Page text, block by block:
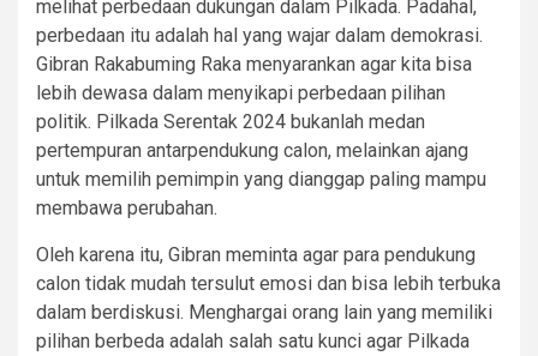
melihat perbedaan dukungan dalam Pilkada. Padahal,
perbedaan itu adalah hal yang wajar dalam demokrasi.
Gibran Rakabuming Raka menyarankan agar kita bisa
lebih dewasa dalam menyikapi perbedaan pilihan
politik. Pilkada Serentak 2024 bukanlah medan
pertempuran antarpendukung calon, melainkan ajang
untuk memilih pemimpin yang dianggap paling mampu
membawa perubahan.
Oleh karena itu, Gibran meminta agar para pendukung
calon tidak mudah tersulut emosi dan bisa lebih terbuka
dalam berdiskusi. Menghargai orang lain yang memiliki
pilihan berbeda adalah salah satu kunci agar Pilkada